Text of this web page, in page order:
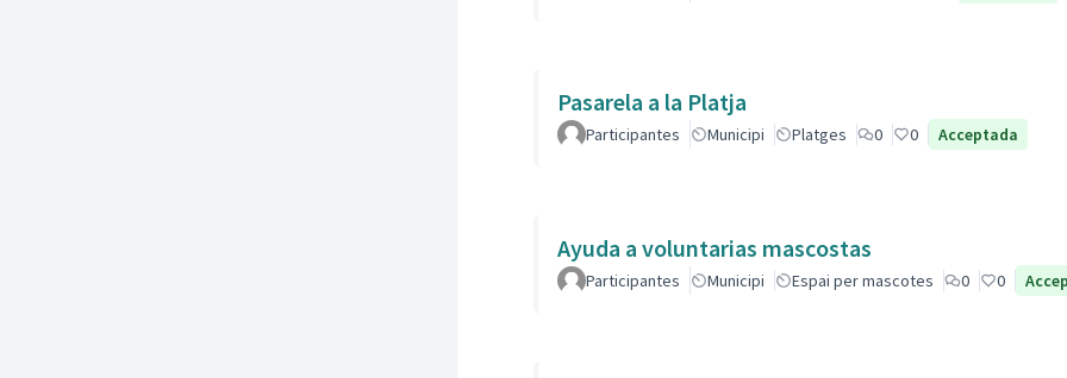
Pasarela a la Platja
Participantes Municipi Platges 0 0 Acceptada
Ayuda a voluntarias mascostas
Participantes Municipi Espai per mascotes 0 0